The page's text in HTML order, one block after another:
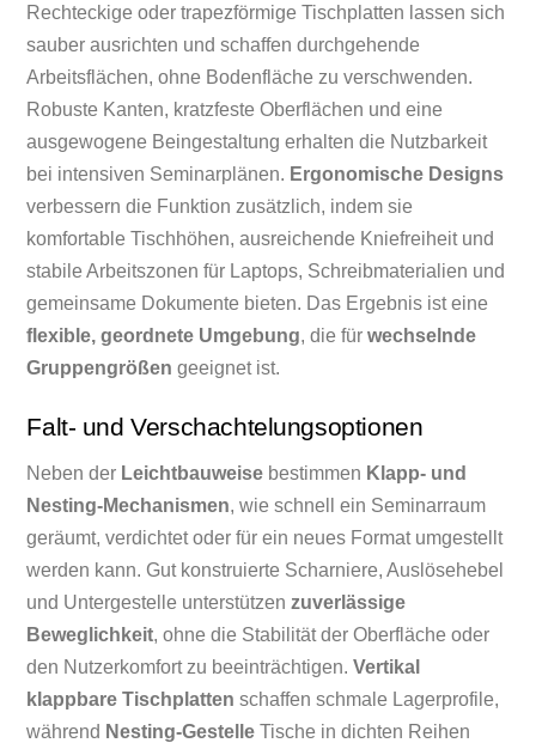
Rechteckige oder trapezförmige Tischplatten lassen sich
sauber ausrichten und schaffen durchgehende
Arbeitsflächen, ohne Bodenfläche zu verschwenden.
Robuste Kanten, kratzfeste Oberflächen und eine
ausgewogene Beingestaltung erhalten die Nutzbarkeit
bei intensiven Seminarplänen. Ergonomische Designs
verbessern die Funktion zusätzlich, indem sie
komfortable Tischhöhen, ausreichende Kniefreiheit und
stabile Arbeitszonen für Laptops, Schreibmaterialien und
gemeinsame Dokumente bieten. Das Ergebnis ist eine
flexible, geordnete Umgebung, die fürwechselnde
Gruppengrößen geeignet ist.
Falt- und Verschachtelungsoptionen
Neben der Leichtbauweise bestimmen Klapp- und
Nesting-Mechanismen, wie schnell ein Seminarraum
geräumt, verdichtet oder für ein neues Format umgestellt
werden kann. Gut konstruierte Scharniere, Auslösehebel
und Untergestelle unterstützenzuverlässige
Beweglichkeit, ohne die Stabilität der Oberfläche oder
den Nutzerkomfort zu beeinträchtigen.Vertikal
klappbare Tischplatten schaffen schmale Lagerprofile,
während Nesting-Gestelle Tische in dichten Reihen